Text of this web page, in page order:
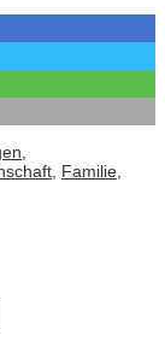
,
, Familie,